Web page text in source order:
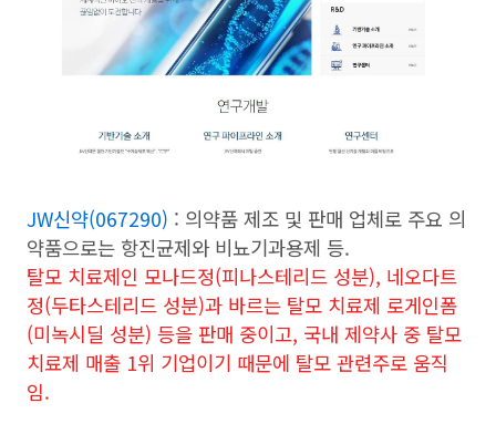
JW신약(067290) : 의약품 제조 및 판매 업체로 주요 의
약품으로는 항진균제와 비뇨기과용제 등.
탈모 치료제인 모나드정(피나스테리드 성분), 네오다트
정(두타스테리드 성분)과 바르는 탈모 치료제 로게인폼
(미녹시딜 성분) 등을 판매 중이고, 국내 제약사 중 탈모
치료제 매출 1위 기업이기 때문에 탈모 관련주로 움직
임.